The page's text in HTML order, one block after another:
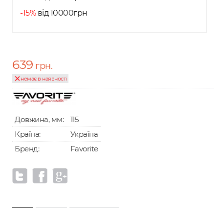
-15%від 10000грн
639 грн.
немає в наявності
Довжина, мм:
115
Країна:
Україна
Бренд:
Favorite